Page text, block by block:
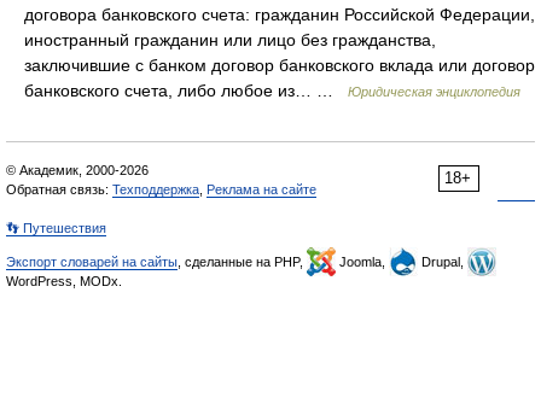
договора банковского счета: гражданин Российской Федерации,
иностранный гражданин или лицо без гражданства,
заключившие с банком договор банковского вклада или договор
банковского счета, либо любое из… …
Юридическая энциклопедия
18+
© Академик, 2000-2026
Обратная связь: Техподдержка Реклама на сайте
👣 Путешествия
Экспорт словарей на сайты , сделанные на PHP, Joomla,
Drupal,
WordPress, MODx.